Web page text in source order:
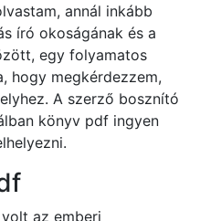
annál inkább
író okoságának és a
egy folyamatos
hogy megkérdezzem,
A szerző bosznító
könyv pdf ingyen
az emberi